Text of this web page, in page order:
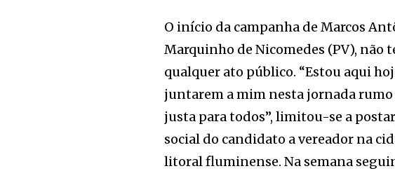
O início da campanha de Marcos
Marquinho de Nicomedes (PV), não
qualquer ato público. “Estou aqui
juntarem a mim nesta jornada rumo
justa para todos”, limitou-se a
social do candidato a vereador na
litoral fluminense. Na semana